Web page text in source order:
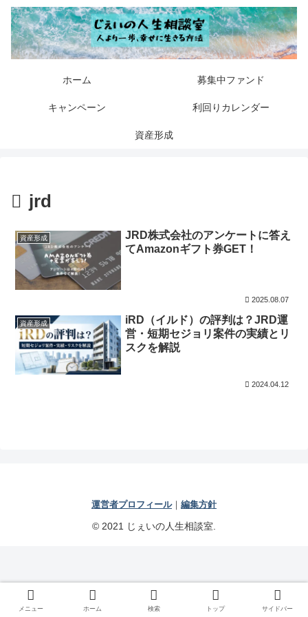
ホーム 募集中ファンド
キャンペーン 利回りカレンダー
資産形成
jrd
資産形成
JRD株式会社のアンケートに答え
てAmazonギフト券GET！
2025.08.07
資産形成
iRD（イルド）の評判は？JRD運
営・短期セジョリ案件の実績とリ
スクを解説
2024.04.12
運営者プロフィール｜ 編集方針
© 2021 じぇいの人生相談室.
メニュー ホーム 検索 トップ サイドバー